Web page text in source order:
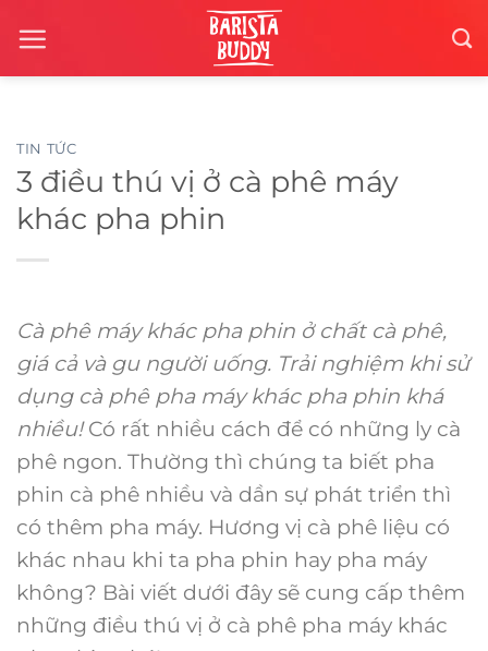
đến
nội
TIN TỨC
3 điều thú vị ở cà phê máy
khác pha phin
Cà phê máy khác pha phin ở chất cà phê,
giá cả và gu người uống. Trải nghiệm khi sử
dụng cà phê pha máy khác pha phin khá
nhiều! Có rất nhiều cách để có những ly cà
phê ngon. Thường thì chúng ta biết pha
phin cà phê nhiều và dần sự phát triển thì
có thêm pha máy. Hương vị cà phê liệu có
khác nhau khi ta pha phin hay pha máy
không? Bài viết dưới đây sẽ cung cấp thêm
những điều thú vị ở cà phê pha máy khác